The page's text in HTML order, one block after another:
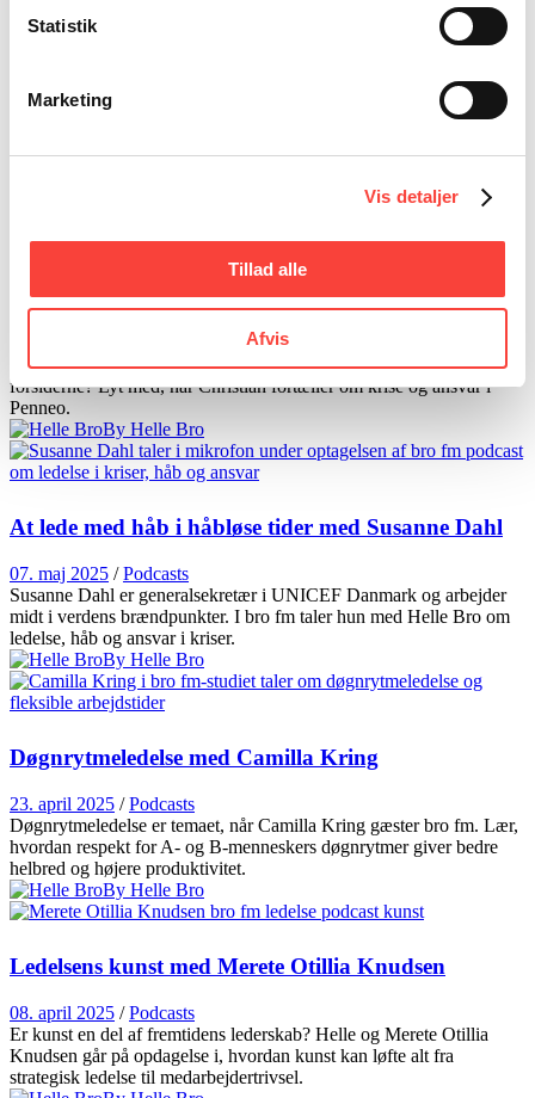
Statistik
Marketing
Vis detaljer
Tillad alle
Afvis
Gorm Rasmussen: Om at lede en familieejet
virksomhed
Gorm fortæller om livet som ejerleder, balancen mellem tradition og
af Carl Ras.
Fra intern uenighed til offentligt opgør med
Christian Stendevad
Hvad gør man som leder, når konflikter flytter sig fra mødelokalet til
forsiderne? Lyt med, når Christian fortæller om krise og ansvar i
Penneo.
By Helle Bro
At lede med håb i håbløse tider med Susanne Dahl
07. maj 2025 / Podcasts
Susanne Dahl er generalsekretær i UNICEF Danmark og arbejder
midt i verdens brændpunkter. I bro fm taler hun med Helle Bro om
ledelse, håb og ansvar i kriser.
By Helle Bro
Døgnrytmeledelse med Camilla Kring
23. april 2025 / Podcasts
Døgnrytmeledelse er temaet, når Camilla Kring gæster bro fm. Lær,
hvordan respekt for A- og B-menneskers døgnrytmer giver bedre
helbred og højere produktivitet.
By Helle Bro
Ledelsens kunst med Merete Otillia Knudsen
08. april 2025 / Podcasts
Er kunst en del af fremtidens lederskab? Helle og Merete Otillia
Knudsen går på opdagelse i, hvordan kunst kan løfte alt fra
strategisk ledelse til medarbejdertrivsel.